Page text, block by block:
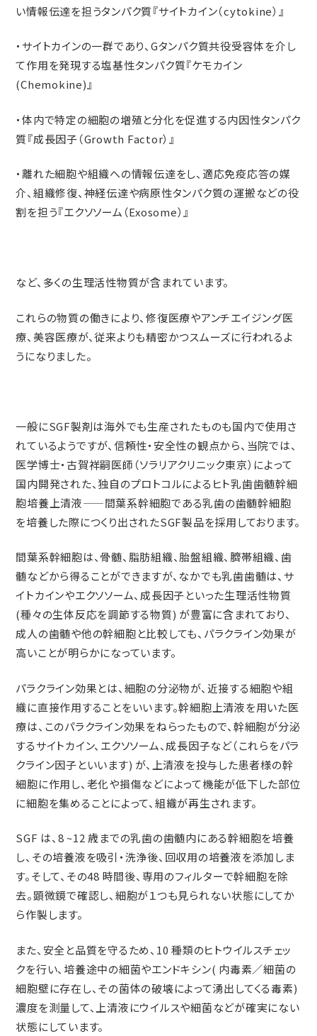
い情報伝達を担うタンパク質『サイトカイン（cytokine）』
・サイトカインの一群であり、Gタンパク質共役受容体を介し
て作用を発現する塩基性タンパク質『ケモカイン
(Chemokine)』
・体内で特定の細胞の増殖と分化を促進する内因性タンパク
質『成長因子（Growth Factor）』
・離れた細胞や組織への情報伝達をし、適応免疫応答の媒
介、組織修復、神経伝達や病原性タンパク質の運搬などの役
割を担う『エクソソーム（Exosome）』
など、多くの生理活性物質が含まれています。
これらの物質の働きにより、修復医療やアンチエイジング医
療、美容医療が、従来よりも精密かつスムーズに行われるよ
うになりました。
一般にSGF製剤は海外でも生産されたものも国内で使用さ
れているようですが、信頼性・安全性の観点から、当院では、
医学博士・古賀祥嗣医師（ソラリアクリニック東京）によって
国内開発された、独自のプロトコルによるヒト乳歯歯髄幹細
胞培養上清液——間葉系幹細胞である乳歯の歯髄幹細胞
を培養した際につくり出されたSGF製品を採用しております。
間葉系幹細胞は、骨髄、脂肪組織、胎盤組織、臍帯組織、歯
髄などから得ることができますが、なかでも乳歯歯髄は、サ
イトカインやエクソソーム、成長因子といった生理活性物質
(種々の生体反応を調節する物質) が豊富に含まれており、
成人の歯髄や他の幹細胞と比較しても、パラクライン効果が
高いことが明らかになっています。
パラクライン効果とは、細胞の分泌物が、近接する細胞や組
織に直接作用することをいいます。幹細胞上清液を用いた医
療は、このパラクライン効果をねらったもので、幹細胞が分泌
するサイトカイン、エクソソーム、成長因子など（これらをパラ
クライン因子といいます) が、上清液を投与した患者様の幹
細胞に作用し、老化や損傷などによって機能が低下した部位
に細胞を集めることによって、組織が再生されます。
SGF は、8 ~12 歳までの乳歯の歯髄内にある幹細胞を培養
し、その培養液を吸引・洗浄後、回収用の培養液を添加しま
す。そして、その48 時間後、専用のフィルターで幹細胞を除
去。顕微鏡で確認し、細胞が１つも見られない状態にしてか
ら作製します。
また、安全と品質を守るため、10 種類のヒトウイルスチェッ
クを行い、培養途中の細菌やエンドキシン( 内毒素／細菌の
細胞壁に存在し、その菌体の破壊によって湧出してくる毒素)
濃度を測量して、上清液にウイルスや細菌などが確実にない
状態にしています。